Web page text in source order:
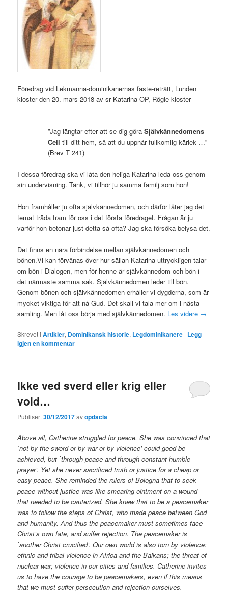
Föredrag vid Lekmanna-dominikanernas faste-reträtt, Lunden
kloster den 20. mars 2018 av sr Katarina OP, Rögle kloster
”Jag längtar efter att se dig göraSjälvkännedomens
Cell till ditt hem, så att du uppnår fullkomlig kärlek …”
(Brev T 241)
I dessa föredrag ska vi låta den heliga Katarina leda oss genom
sin undervisning. Tänk, vi tillhör ju samma familj som hon!
Hon framhåller ju ofta självkännedomen, och därför låter jag det
temat träda fram för oss i det första föredraget. Frågan är ju
varför hon betonar just detta så ofta? Jag ska försöka belysa det.
Det finns en nära förbindelse mellan självkännedomen och
bönen.Vi kan förvånas över hur sällan Katarina uttryckligen talar
om bön i Dialogen, men för henne är självkännedom och bön i
det närmaste samma sak. Självkännedomen leder till bön.
Genom bönen och självkännedomen erhåller vi dygderna, som är
mycket viktiga för att nå Gud. Det skall vi tala mer om i nästa
samling. Men låt oss börja med självkännedomen. Les videre →
Skrevet i Artikler, Dominikansk historie, Legdominikanere | Legg
igjen en kommentar
Ikke ved sverd eller krig eller
vold…
Publisert30/12/2017avopdacia
Above all, Catherine struggled for peace. She was convinced that
`not by the sword or by war or by violence’ could good be
achieved, but `through peace and through constant humble
prayer’. Yet she never sacrificed truth or justice for a cheap or
easy peace. She reminded the rulers of Bologna that to seek
peace without justice was like smearing ointment on a wound
that needed to be cauterized. She knew that to be a peacemaker
was to follow the steps of Christ, who made peace between God
and humanity. And thus the peacemaker must sometimes face
Christ’s own fate, and suffer rejection. The peacemaker is
`another Christ crucified’. Our own world is also torn by violence:
ethnic and tribal violence in Africa and the Balkans; the threat of
nuclear war; violence in our cities and families. Catherine invites
us to have the courage to be peacemakers, even if this means
that we must suffer persecution and rejection ourselves.